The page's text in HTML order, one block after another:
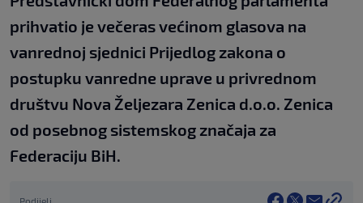
prihvatio je večeras većinom glasova na
vanrednoj sjednici Prijedlog zakona o
postupku vanredne uprave u privrednom
društvu Nova Željezara Zenica d.o.o. Zenica
od posebnog sistemskog značaja za
Federaciju BiH.